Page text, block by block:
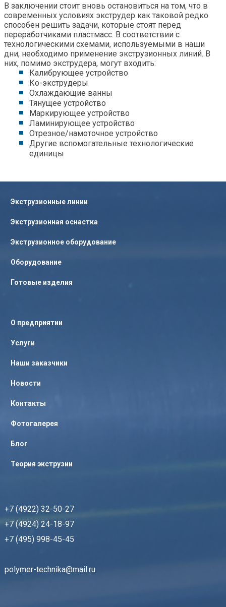
В заключении стоит вновь остановиться на том, что в
современных условиях экструдер как таковой редко
способен решить задачи, которые стоят перед
переработчиками пластмасс. В соответствии с
технологическими схемами, используемыми в наши
дни, необходимо применение экструзионных линий. В
них, помимо экструдера, могут входить:
Калибрующее устройство
Ко-экструдеры
Охлаждающие ванны
Тянущее устройство
Маркирующее устройство
Ламинирующее устройство
Отрезное/намоточное устройство
Другие вспомогательные технологические
единицы
Экструзионные линии
Экструзионная оснастка
Экструзионное оборудование
Оборудование
Готовые изделия
О предприятии
Услуги
Наши заказчики
Новости
Контакты
Фотогалерея
Блог
Теория экструзии
+7 (4922) 32-50-27
+7 (4924) 24-18-97
+7 (495) 998-45-45
polymer-technika@mail.ru